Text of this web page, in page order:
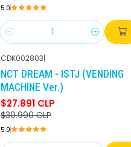
5.0
Cantidad
-10%DCTO
CDK002803|
NCT DREAM - ISTJ (VENDING
MACHINE Ver.)
$27.891 CLP
$30.990 CLP
5.0